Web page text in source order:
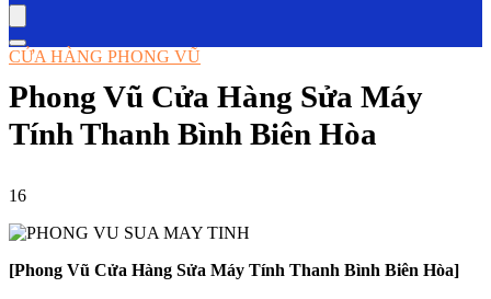
CỬA HÀNG PHONG VŨ
Phong Vũ Cửa Hàng Sửa Máy
Tính Thanh Bình Biên Hòa
16
[Phong Vũ Cửa Hàng Sửa Máy Tính Thanh Bình Biên Hòa]